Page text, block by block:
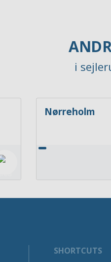
i
Nørreholm
SHORTCUTS